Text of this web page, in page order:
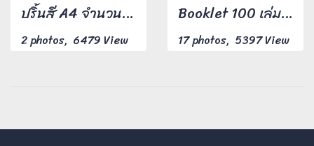
ปริ้นสี A4 จำนวน 350 แผ่น
2 photos, 6479 View
Booklet 100 เล่ม ขนาด A4
17 photos, 5397 View